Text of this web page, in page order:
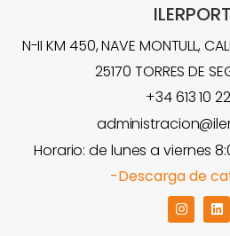
N-II KM 450, NAVE MONTULL,
25170 TORRES DE
+34 613 10
Horario: de lunes a viernes
-Descarga de